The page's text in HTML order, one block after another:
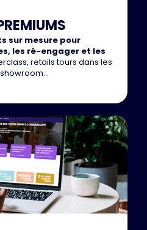
sur mesure pour
les ré-engager et les
retails tours dans les